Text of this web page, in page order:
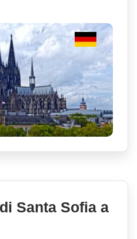
Santa Sofia a